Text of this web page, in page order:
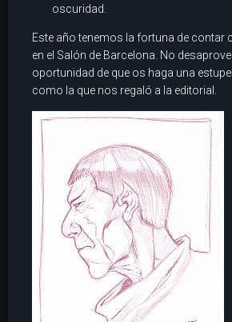
oscuridad.
Este año tenemos la fortuna de contar
en el Salón de Barcelona. No
oportunidad de que os haga una
como la que nos regaló a la editorial.